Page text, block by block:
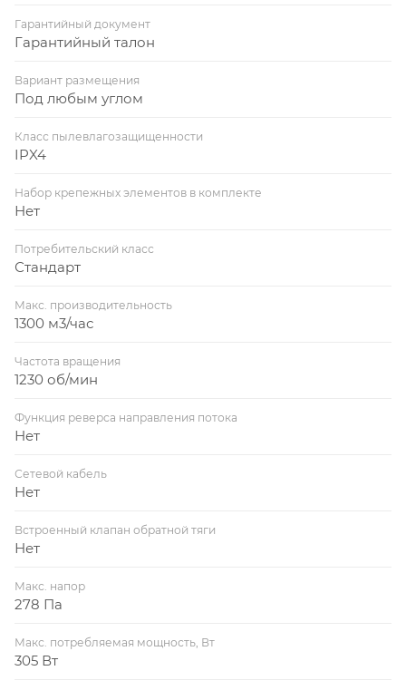
Гарантийный документ
Гарантийный талон
Вариант размещения
Под любым углом
Класс пылевлагозащищенности
IPX4
Набор крепежных элементов в комплекте
Нет
Потребительский класс
Стандарт
Макс. производительность
1300 м3/час
Частота вращения
1230 об/мин
Функция реверса направления потока
Нет
Сетевой кабель
Нет
Встроенный клапан обратной тяги
Нет
Макс. напор
278 Па
Макс. потребляемая мощность, Вт
305 Вт